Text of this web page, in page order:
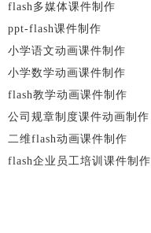
flash多媒体课件制作
ppt-flash课件制作
小学语文动画课件制作
小学数学动画课件制作
flash教学动画课件制作
公司规章制度课件动画制作
二维flash动画课件制作
flash企业员工培训课件制作